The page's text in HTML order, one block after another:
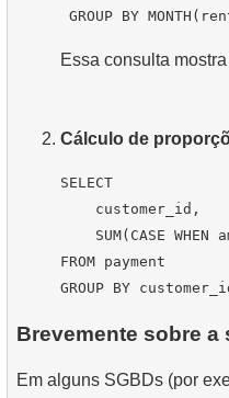
Essa consulta
Cálculo de
SELECT
    customer_id,
SUM(CASE WHEN
FROM payment
Brevemente sobre a
Em alguns SGBDs (por